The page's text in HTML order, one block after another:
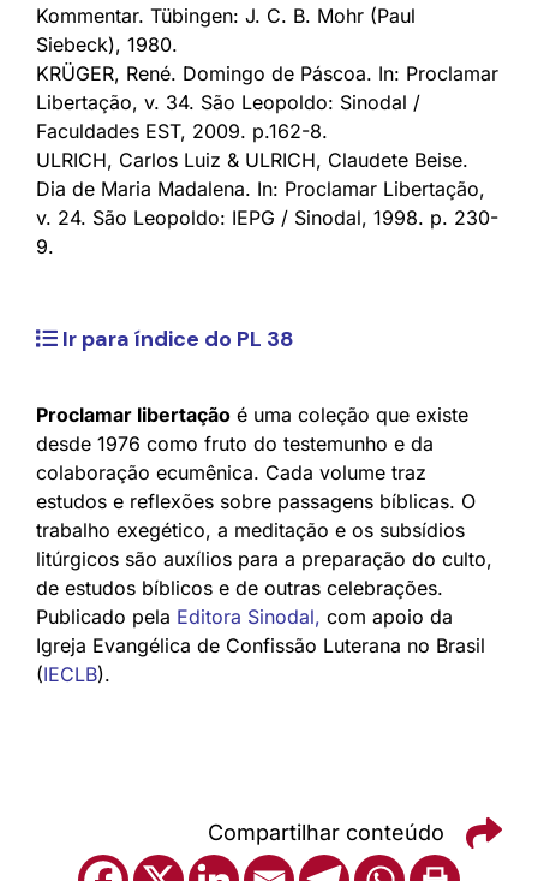
Kommentar. Tübingen: J. C. B. Mohr (Paul
Siebeck), 1980.
KRÜGER, René. Domingo de Páscoa. In: Proclamar
Libertação, v. 34. São Leopoldo: Sinodal /
Faculdades EST, 2009. p.162-8.
ULRICH, Carlos Luiz & ULRICH, Claudete Beise.
Dia de Maria Madalena. In: Proclamar Libertação,
v. 24. São Leopoldo: IEPG / Sinodal, 1998. p. 230-
9.
Ir para índice do PL 38
Proclamar libertação é uma coleção que existe
desde 1976 como fruto do testemunho e da
colaboração ecumênica. Cada volume traz
estudos e reflexões sobre passagens bíblicas. O
trabalho exegético, a meditação e os subsídios
litúrgicos são auxílios para a preparação do culto,
de estudos bíblicos e de outras celebrações.
Publicado pela Editora Sinodal, com apoio da
Igreja Evangélica de Confissão Luterana no Brasil
(IECLB).
Compartilhar conteúdo